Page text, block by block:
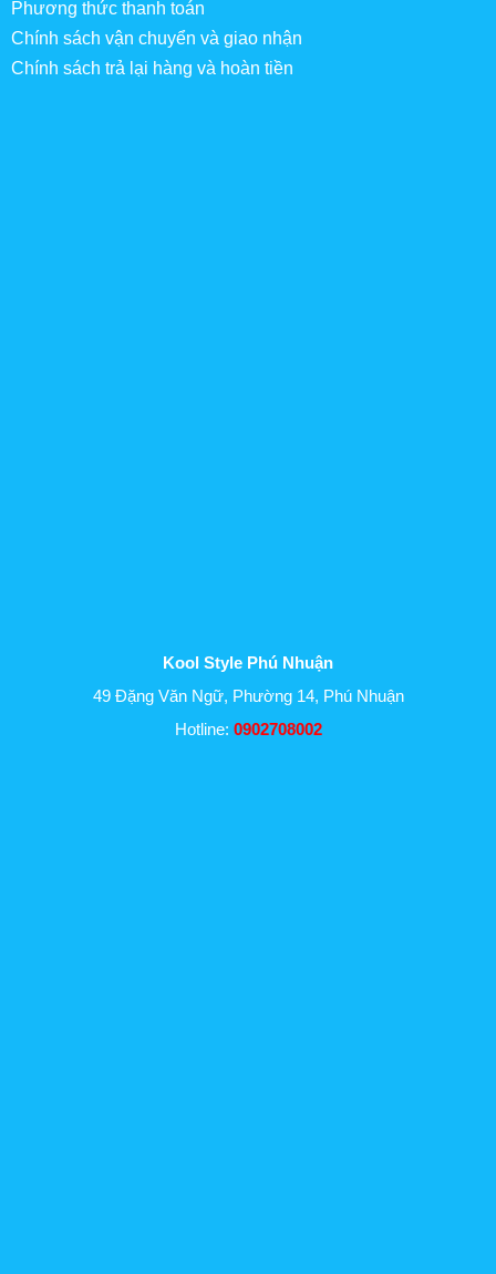
Phương thức thanh toán
Chính sách vận chuyển và giao nhận
Chính sách trả lại hàng và hoàn tiền
Kool Style Phú Nhuận
49 Đặng Văn Ngữ, Phường 14, Phú Nhuận
Hotline: 0902708002